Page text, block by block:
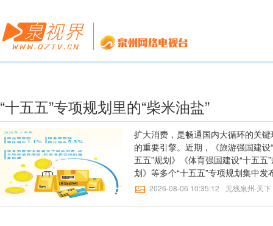
“十五五”专项规划里的“柴米油盐”
扩大消费，是畅通国内大循环的关
的重要引擎。近期，《旅游强国建设
五五”规划》《体育强国建设“十五五
划》等多个“十五五”专项规划集中
康消费提质扩容、大力促进赛事领
2026-08-06 10:35:12 无线泉州·天下